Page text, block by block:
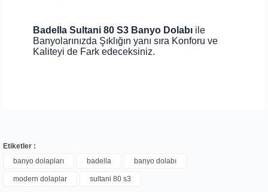
Badella Sultani 80 S3 Banyo Dolabı ile
Banyolarınızda Şıklığın yanı sıra Konforu ve
Kaliteyi de Fark edeceksiniz.
Bu ürüne ilk yorumu siz yapın!
Etiketler :
banyo dolapları
badella banyo dolabı
modern dolaplar sultani 80 s3